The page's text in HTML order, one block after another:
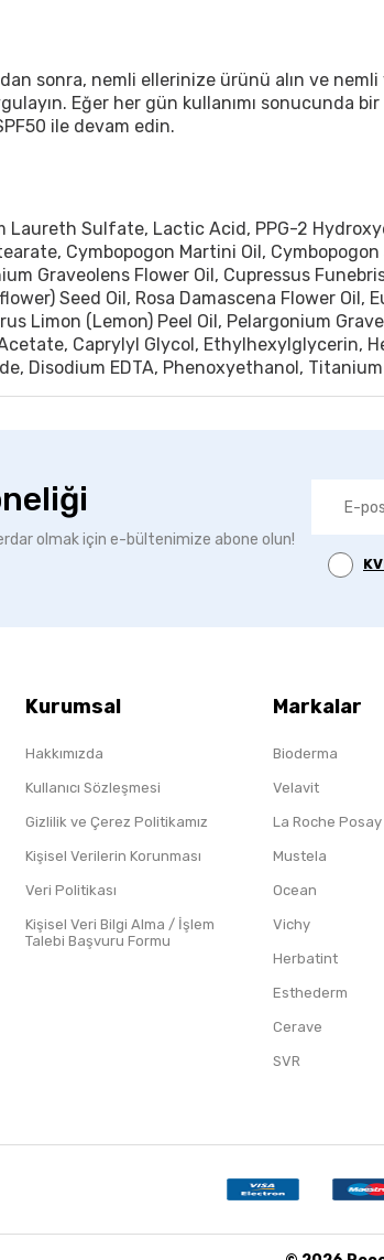
sonra, nemli ellerinize ürünü alın ve
Eğer her gün kullanımı sonucunda bir
ile devam edin.
Laureth Sulfate, Lactic Acid, PPG-2
Cymbopogon Martini Oil,
Graveolens Flower Oil, Cupressus
Seed Oil, Rosa Damascena Flower Oil,
Limon (Lemon) Peel Oil, Pelargonium
Caprylyl Glycol, Ethylhexylglycerin,
Disodium EDTA, Phenoxyethanol,
olmak için e-bültenimize abone olun!
Kurumsal
Hakkımızda
Kullanıcı Sözleşmesi
Gizlilik ve Çerez Politikamız
Kişisel Verilerin Korunması
Veri Politikası
Kişisel Veri Bilgi Alma / İşlem
Talebi Başvuru Formu
Markalar
Bioderma
Velavit
La Roche Posay
Mustela
Ocean
Vichy
Herbatint
Esthederm
Cerave
SVR